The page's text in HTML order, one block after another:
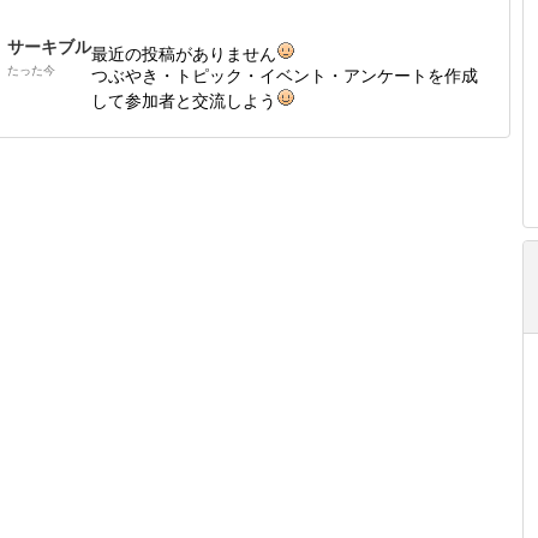
サーキブル
たった今
最近の投稿がありません
つぶやき・トピック・イベント・アンケートを作成
して参加者と交流しよう